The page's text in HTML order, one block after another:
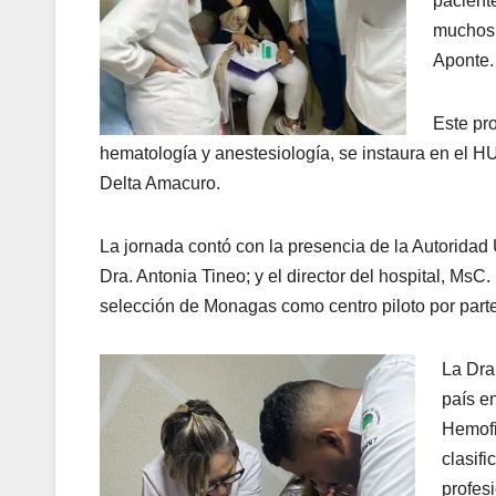
Aponte.
Este
hematología y anestesiología, se instaura en el
Delta Amacuro.
La jornada contó con la presencia de la
Dra. Antonia Tineo; y el director del hospital,
selección de Monagas como centro piloto por
La
país